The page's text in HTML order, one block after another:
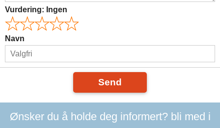
Vurdering: Ingen
Navn
Send
Ønsker du å holde deg informert? bli med i